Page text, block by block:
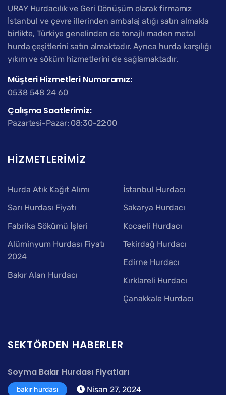
URAY Hurdacılık ve Geri Dönüşüm olarak firmamız
İstanbul ve çevre illerinden ambalaj atığı satın almakla
birlikte, Türkiye genelinden de tonajlı maden metal
hurda çeşitlerini satın almaktadır. Ayrıca hurda karşılığı
yıkım ve söküm hizmetlerini de sağlamaktadır.
Müşteri Hizmetleri Numaramız:
0538 548 24 60
Çalışma Saatlerimiz:
Pazartesi-Pazar: 08:30-22:00
HIZMETLERIMIZ
Hurda Atık Kağıt Alımı
Sarı Hurdası Fiyatı
Fabrika Sökümü İşleri
Alüminyum Hurdası Fiyatı
2024
Bakır Alan Hurdacı
İstanbul Hurdacı
Sakarya Hurdacı
Kocaeli Hurdacı
Tekirdağ Hurdacı
Edirne Hurdacı
Kırklareli Hurdacı
Çanakkale Hurdacı
SEKTÖRDEN HABERLER
Soyma Bakır Hurdası Fiyatları
bakır hurdası Nisan 27, 2024